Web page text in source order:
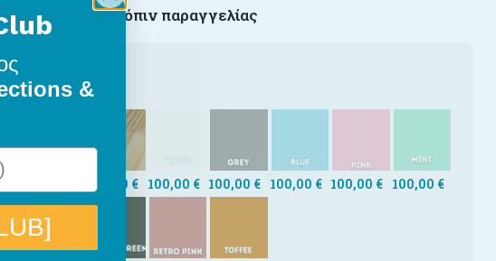
Διαθέσιμο κατόπιν παραγγελίας
*
Χρώμα
100,00 € 100,00 € 100,00 € 100,00 € 100,00 € 100,00 €
&